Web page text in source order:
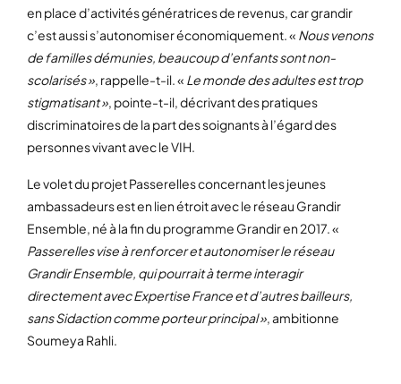
en place d’activités génératrices de revenus, car grandir
c’est aussi s’autonomiser économiquement. « Nous venons
de familles démunies, beaucoup d’enfants sont non-
scolarisés » , rappelle-t-il. « Le monde des adultes est trop
stigmatisant » , pointe-t-il, décrivant des pratiques
discriminatoires de la part des soignants à l’égard des
personnes vivant avec le VIH.
Le volet du projet Passerelles concernant les jeunes
ambassadeurs est en lien étroit avec le réseau Grandir
Ensemble, né à la fin du programme Grandir en 2017. «
Passerelles vise à renforcer et autonomiser le réseau
Grandir Ensemble, qui pourrait à terme interagir
directement avec Expertise France et d’autres bailleurs,
sans Sidaction comme porteur principal », ambitionne
Soumeya Rahli.